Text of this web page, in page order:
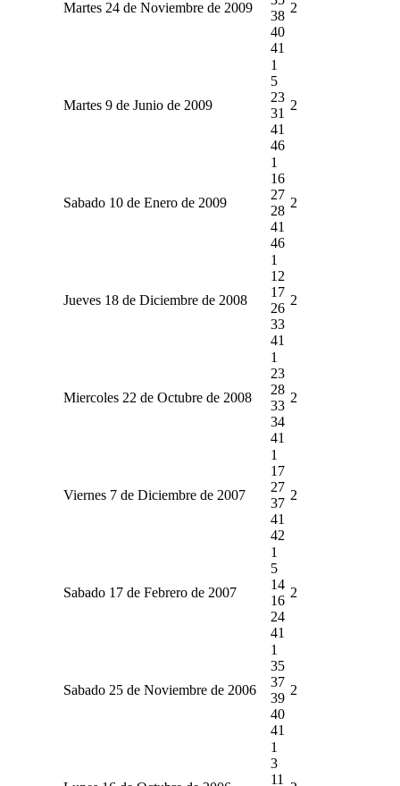
Martes 24 de Noviembre de 2009
38
40
41
2
Martes 9 de Junio de 2009
1
5
23
31
41
46
2
Sabado 10 de Enero de 2009
1
16
27
28
41
46
2
Jueves 18 de Diciembre de 2008
1
12
17
26
33
41
2
Miercoles 22 de Octubre de 2008
1
23
28
33
34
41
2
Viernes 7 de Diciembre de 2007
1
17
27
37
41
42
2
Sabado 17 de Febrero de 2007
1
5
14
16
24
41
2
Sabado 25 de Noviembre de 2006
1
35
37
39
40
41
2
1
3
11